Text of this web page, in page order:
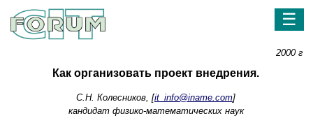
☰
2000 г
Как организовать проект внедрения.
С.Н. Колесников, [it_info@iname.com]
кандидат физико-математических наук